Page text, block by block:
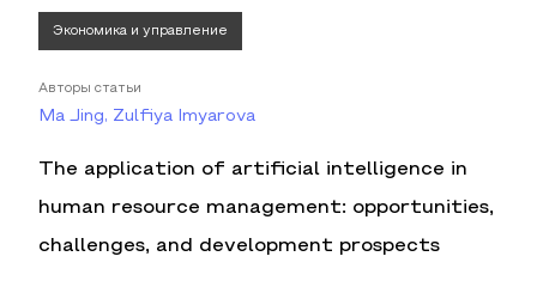
Экономика и управление
Авторы статьи
Ma Jing, Zulfiya Imyarova
The application of artificial intelligence in
human resource management: opportunities,
challenges, and development prospects